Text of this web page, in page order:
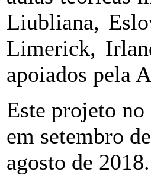
Liubliana,
Limerick,
apoiados pela
Este projeto
em setembro
agosto de 2018.